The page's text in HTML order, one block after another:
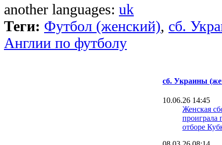
another languages: uk
Теги: Футбол (женский), сб.
Англии по футболу
сб. Украины
10.06.26 14:45
Женская
проиграла
отборе